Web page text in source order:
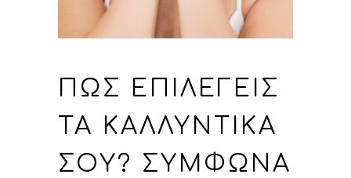
ΠΏΣ ΕΠΙΛΈΓΕΙΣ
ΤΑ ΚΑΛΛΥΝΤΙΚΆ
ΣΟΥ? ΣΎΜΦΩΝΑ